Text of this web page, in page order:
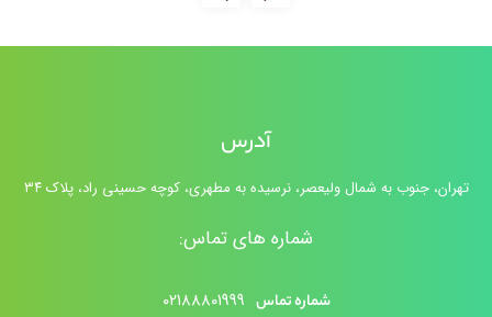
آدرس
تهران، جنوب به شمال ولیعصر، نرسیده به مطهری، کوچه حسینی راد، پلاک ۳۴
شماره های تماس:
شماره تماس ۰۲۱۸۸۸۰۱۹۹۹